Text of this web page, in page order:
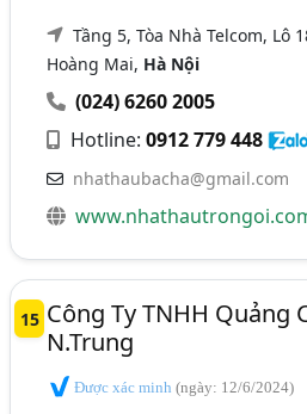
Tầng 5, Tòa Nhà Telcom, Lô
Hoàng Mai, Hà Nội
(024) 6260 2005
Hotline:0912 779 448
nhathaubacha@gmail.com
15 Công Ty TNHH Quảng
N.Trung
Được xác minh(ngày: 12/6/2024)